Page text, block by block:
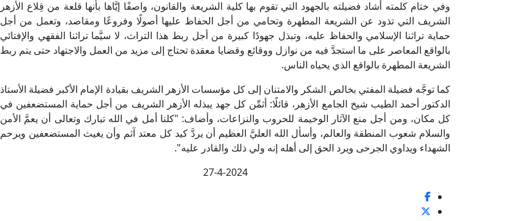
وفي ختام كلمته أشاد فضيلته بالجهود التي تقوم بها كلية الشريعة والقانون، واصفًا إيَّاها بأنها قلعة من قِلاع الأزهر
الشريف التي تذود عن الشريعة المطهرة وتحامي من أجل الحفاظ عليها أصولًا وفروعًا ومقاصد، وتعمل من أجل
حماية تراثنا الإسلامي والحفاظ عليه، وتبذل جهودًا كبيرة من أجل ربط هذا التراث، لا سيَّما تراثنا الفقهي والإفتائي
بالواقع المعاصر على ما استجدَّ فيه من نوازل ووقائع وقضايا معقدة تحتاج إلى مزيد من العمل والاجتهاد حتى يتم ربط
الشريعة المطهرة بالواقع الذي يحياه الناس.
كما توجَّه فضيلة المفتي بخالص الشكر والامتنان إلى كل مؤسسات الأزهر الشريف بقيادة الإمام الأكبر فضيلة الأستاذ
الدكتور أحمد الطيب شيخ الجامع الأزهر، قائلًا: أثمِّن كل جهد يبذله الأزهر الشريف من أجل حماية المستضعفين في
كل مكان، ومن أجل منع الآثار الوخيمة للحروب والنزاعات، وأضاف: "كلنا أمل في الله تبارك وتعالى أن يعمَّ الأمن
والسلام شعوب المنطقة والعالم، وأسأل الله العليَّ العظيم أن يردَّ كيد كل معتد آثم وأن يغيث المستضعفين ويرحم
الشهداء ويداوي الجرحى ويرد الحق إلى أهله إنه ولي ذلك والقادر عليه".
27-4-2024